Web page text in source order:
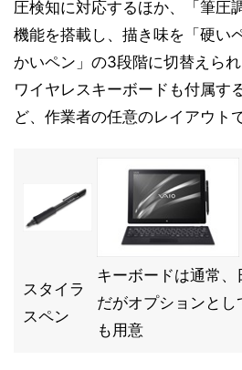
圧検知に対応するほか、「筆圧
機能を搭載し、描き味を「硬い
かいペン」の3段階に切替えら
ワイヤレスキーボードも付属す
ど、作業者の任意のレイアウト
スタイラ
スペン
キーボードは通常
だがオプションと
も用意